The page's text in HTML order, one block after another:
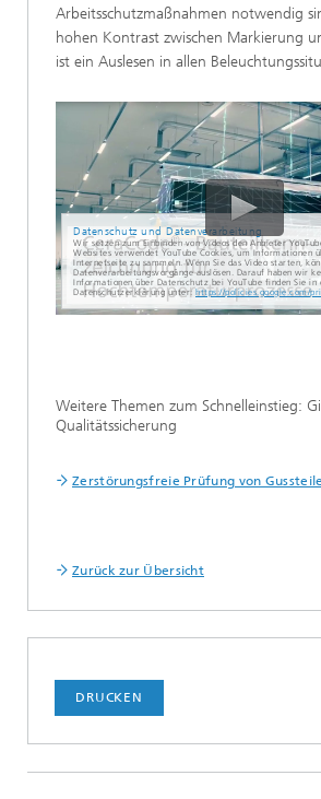
Arbeitsschutzmaßnahmen notwendig
hohen Kontrast zwischen Markierung
ist ein Auslesen in allen
Datenschutz und Datenverarbeitung
Wir setzen zum Einbinden von Videos den Anbieter
Websites verwendet YouTube Cookies, um Informationen
Internetseite zu sammeln. Wenn Sie das Video starten,
Datenverarbeitungsvorgänge auslösen. Darauf haben wir
Informationen über Datenschutz bei YouTube finden Sie in
Datenschutzerklärung unter:https://policies.google.com/
Weitere Themen zum Schnelleinstieg:
Qualitätssicherung
Zerstörungsfreie Prüfung von
Zurück zur Übersicht
DRUCKEN